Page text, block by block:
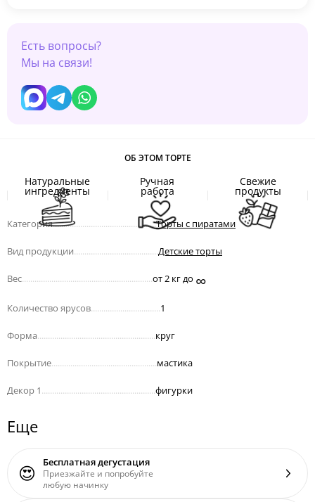
Есть вопросы?
Мы на связи!
ОБ ЭТОМ ТОРТЕ
Натуральные
ингредиенты
Ручная
работа
Свежие
продукты
Категория.................................................Торты с пиратами
Вид продукции Детские торты
Вес от 2 кг до ∞
Количество ярусов 1
Форма круг
Покрытие мастика
Декор 1 фигурки
Еще
😍 Бесплатная дегустация
Приезжайте и попробуйте
любую начинку